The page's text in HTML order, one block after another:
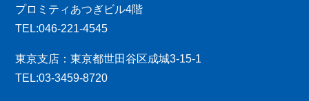
プロミティあつぎビル4階
TEL:046-221-4545
東京支店：東京都世田谷区成城3-15-1
TEL:03-3459-8720